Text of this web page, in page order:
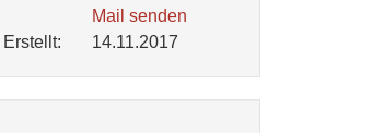
Mail senden
Erstellt:
14.11.2017